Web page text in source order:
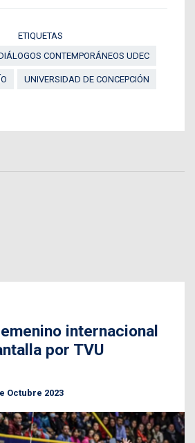
ETIQUETAS
CONTEMPORÁNEOS UDEC
UNIVERSIDAD DE CONCEPCIÓN
internacional
por TVU
Octubre 2023